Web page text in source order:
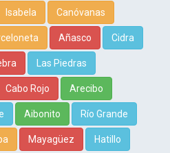
Isabela Canóvanas
Añasco Cidra
Las Piedras
Cabo Rojo Arecibo
Aibonito Río Grande
Mayagüez Hatillo